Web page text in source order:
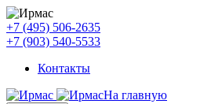
+7 (495) 506-2635
+7 (903) 540-5533
Контакты
На главную